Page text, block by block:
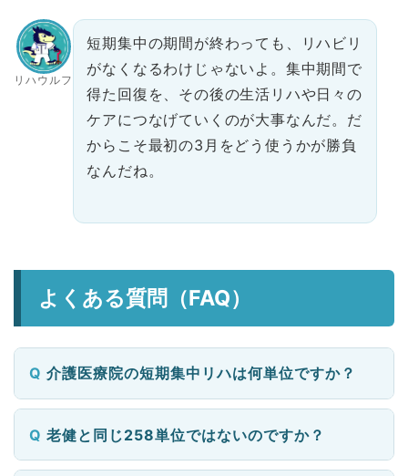
リハウルフ
短期集中の期間が終わっても、リハビリ
がなくなるわけじゃないよ。集中期間で
得た回復を、その後の生活リハや日々の
ケアにつなげていくのが大事なんだ。だ
からこそ最初の3月をどう使うかが勝負
なんだね。
よくある質問（FAQ）
介護医療院の短期集中リハは何単位ですか？
老健と同じ258単位ではないのですか？